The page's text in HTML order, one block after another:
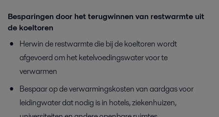
Besparingen door het terugwinnen van restwarmte uit
de koeltoren
Herwin de restwarmte die bij de koeltoren wordt
afgevoerd om het ketelvoedingswater voor te
verwarmen
Bespaar op de verwarmingskosten van aardgas voor
leidingwater dat nodig is in hotels, ziekenhuizen,